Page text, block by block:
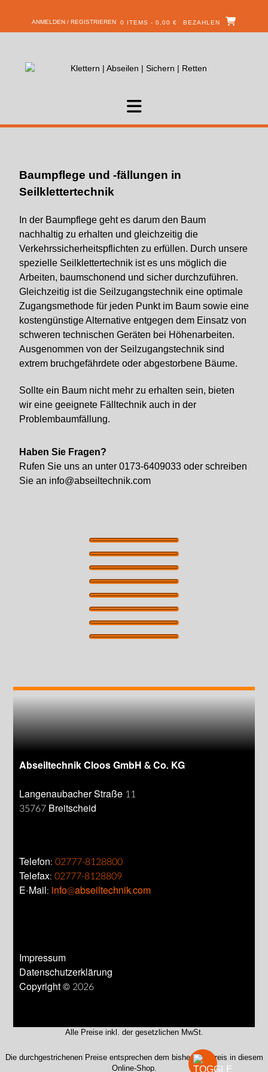
ANMELDEN / REGISTRIEREN 0 ITEMS - 0,00 € BEZAHLEN
Baumpflege und -fällungen in
Seilklettertechnik
In der Baumpflege geht es darum den Baum
nachhaltig zu erhalten und gleichzeitig die
Verkehrssicherheitspflichten zu erfüllen. Durch unsere
spezielle Seilklettertechnik ist es uns möglich die
Arbeiten, baumschonend und sicher durchzuführen.
Gleichzeitig ist die Seilzugangstechnik eine optimale
Zugangsmethode für jeden Punkt im Baum sowie eine
kostengünstige Alternative entgegen dem Einsatz von
schweren technischen Geräten bei Höhenarbeiten.
Ausgenommen von der Seilzugangstechnik sind
extrem bruchgefährdete oder abgestorbene Bäume.
Sollte ein Baum nicht mehr zu erhalten sein, bieten
wir eine geeignete Fälltechnik auch in der
Problembaumfällung.
Haben Sie Fragen?
Rufen Sie uns an unter 0173-6409033 oder schreiben
Sie an info@abseiltechnik.com
Abseiltechnik Cloos GmbH & Co. KG
Langenaubacher Straße 11
35767 Breitscheid
Telefon:02777-8128800
Telefax:02777-8128809
E-Mail: info@abseiltechnik.com
Impressum
Datenschutzerklärung
Copyright © 2026
Alle Preise inkl. der gesetzlichen MwSt.
Die durchgestrichenen Preise entsprechen dem bisherigen Preis in diesem
Online-Shop.